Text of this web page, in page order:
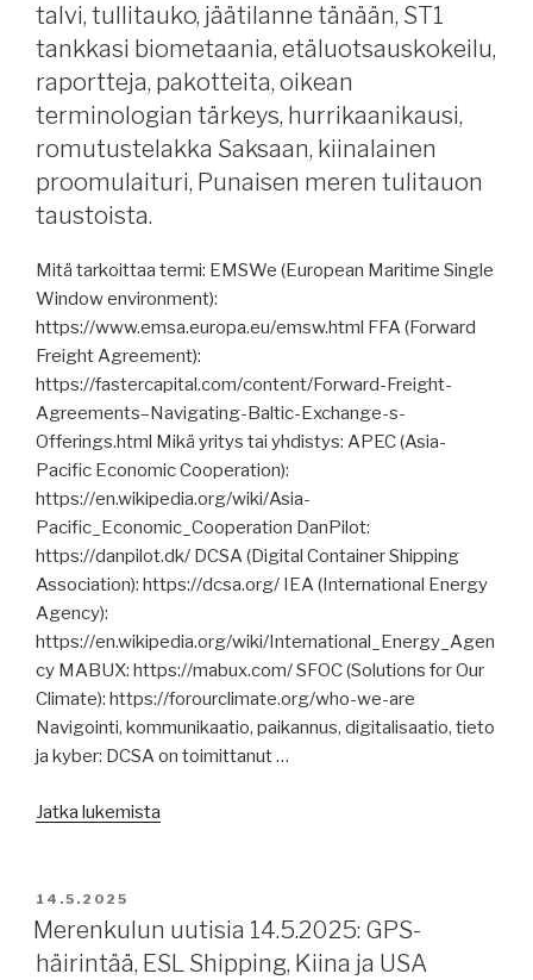
oppimiskursseja,
varjolaivastosta,
jäätilanne
tänään
(kausi
on
ohi),
etäluotsauskokeilu
Ruotsissa,
Tanskassa
ja
Saksassa,
fissiovoimalaitos
aluksiin,
raportteja,
USA:n
valtionvelka,
EU:n
merenkulkustrategia,
voimankäyttö
Suomenlahdella,
kiinalaisia
vakoilualuksia.”
talvi, tullitauko, jäätilanne tänään, ST1
tankkasi biometaania, etäluotsauskokeilu,
raportteja, pakotteita, oikean
terminologian tärkeys, hurrikaanikausi,
romutustelakka Saksaan, kiinalainen
proomulaituri, Punaisen meren tulitauon
taustoista.
Mitä tarkoittaa termi: EMSWe (European Maritime Single
Window environment):
https://www.emsa.europa.eu/emsw.html FFA (Forward
Freight Agreement):
https://fastercapital.com/content/Forward-Freight-
Agreements–Navigating-Baltic-Exchange-s-
Offerings.html Mikä yritys tai yhdistys: APEC (Asia-
Pacific Economic Cooperation):
https://en.wikipedia.org/wiki/Asia-
Pacific_Economic_Cooperation DanPilot:
https://danpilot.dk/ DCSA (Digital Container Shipping
Association): https://dcsa.org/ IEA (International Energy
Agency):
https://en.wikipedia.org/wiki/International_Energy_Agen
cy MABUX: https://mabux.com/ SFOC (Solutions for Our
Climate): https://forourclimate.org/who-we-are
Navigointi, kommunikaatio, paikannus, digitalisaatio, tieto
ja kyber: DCSA on toimittanut …
Jatka lukemista
20.00:
EMSWe,
JULKAISTU
14.5.2025
Merenkulun uutisia 14.5.2025: GPS-
häirintää, ESL Shipping, Kiina ja USA